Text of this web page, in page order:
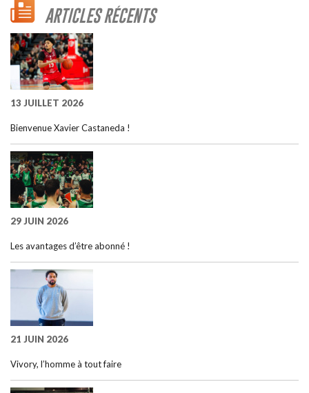
ARTICLES RÉCENTS
13 JUILLET 2026
Bienvenue Xavier Castaneda !
29 JUIN 2026
Les avantages d’être abonné !
21 JUIN 2026
Vivory, l’homme à tout faire